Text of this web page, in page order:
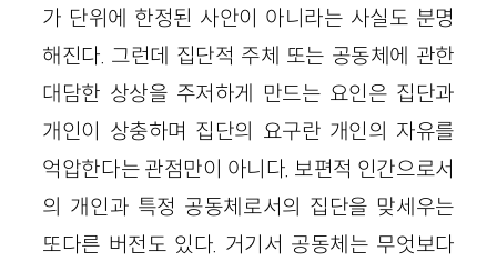
가 단위에 한정된 사안이 아니라는 사실도 분명
해진다. 그런데 집단적 주체 또는 공동체에 관한
대담한 상상을 주저하게 만드는 요인은 집단과
개인이 상충하며 집단의 요구란 개인의 자유를
억압한다는 관점만이 아니다. 보편적 인간으로서
의 개인과 특정 공동체로서의 집단을 맞세우는
또다른 버전도 있다. 거기서 공동체는 무엇보다